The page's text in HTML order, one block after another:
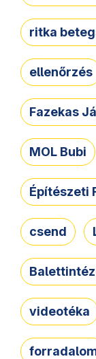
ritka
ellenőrzés
Fazekas
MOL Bubi
Építészeti
csend
videotéka